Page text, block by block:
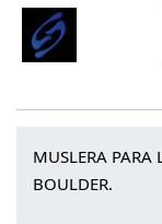
MUSLERA PARA
BOULDER.